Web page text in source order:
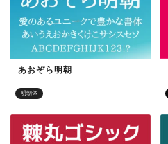
明朝体
あおぞら明朝